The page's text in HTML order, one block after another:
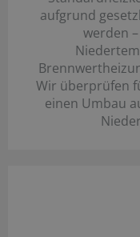
aufgrund
werden
Wir überprüfen
einen Umbau